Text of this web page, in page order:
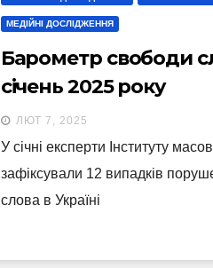
МЕДІЙНІ ДОСЛІДЖЕННЯ
Барометр свободи
січень 2025 року
ЛЮТ 7, 2025
У січні експерти Інституту
зафіксували 12 випадків
слова в Україні